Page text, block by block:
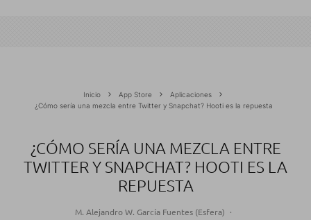
Inicio App Store
Aplicaciones
¿Cómo sería una mezcla entre Twitter y Snapchat? Hooti es la repuesta
¿CÓMO SERÍA UNA MEZCLA ENTRE
TWITTER Y SNAPCHAT? HOOTI ES LA
REPUESTA
M. Alejandro W. García Fuentes (Esfera) ·